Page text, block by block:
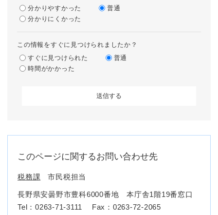
分かりやすかった
普通
分かりにくかった
この情報をすぐに見つけられましたか？
すぐに見つけられた
普通
時間がかかった
このページに関するお問い合わせ先
税務課 市民税担当
長野県安曇野市豊科6000番地 本庁舎1階19番窓口
Tel：0263-71-3111
Fax：0263-72-2065